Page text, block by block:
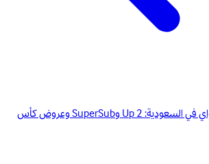
عروض ومزايا بيتواي في السعودية: 2 Up وSuperSub وعروض كأس